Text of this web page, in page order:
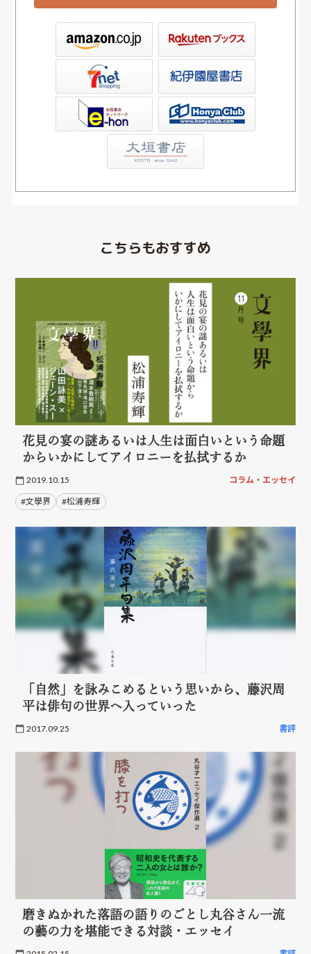
書店ウェブストア
こちらもおすすめ
花見の宴の謎あるいは人生は面白いという命題
からいかにしてアイロニーを払拭するか
2019.10.15 コラム・エッセイ
#文學界 #松浦寿輝
「自然」を詠みこめるという思いから、藤沢周
平は俳句の世界へ入っていった
2017.09.25 書評
磨きぬかれた落語の語りのごとし丸谷さん一流
の藝の力を堪能できる対談・エッセイ